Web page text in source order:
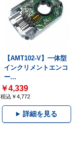
【AMT102-V】一体型
インクリメントエンコ
ー...
￥4,339
税込￥4,772
詳細を見る